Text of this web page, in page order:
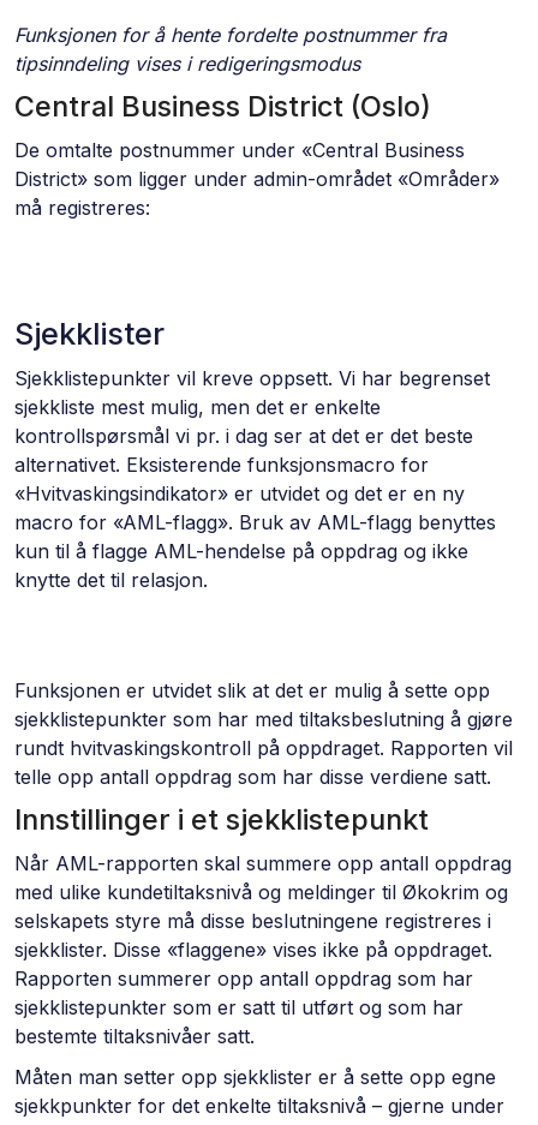
Funksjonen for å hente fordelte postnummer fra
tipsinndeling vises i redigeringsmodus
Central Business District (Oslo)
De omtalte postnummer under «Central Business
District» som ligger under admin-området «Områder»
må registreres:
Sjekklister
Sjekklistepunkter vil kreve oppsett. Vi har begrenset
sjekkliste mest mulig, men det er enkelte
kontrollspørsmål vi pr. i dag ser at det er det beste
alternativet. Eksisterende funksjonsmacro for
«Hvitvaskingsindikator» er utvidet og det er en ny
macro for «AML-flagg». Bruk av AML-flagg benyttes
kun til å flagge AML-hendelse på oppdrag og ikke
knytte det til relasjon.
Funksjonen er utvidet slik at det er mulig å sette opp
sjekklistepunkter som har med tiltaksbeslutning å gjøre
rundt hvitvaskingskontroll på oppdraget. Rapporten vil
telle opp antall oppdrag som har disse verdiene satt.
Innstillinger i et sjekklistepunkt
Når AML-rapporten skal summere opp antall oppdrag
med ulike kundetiltaksnivå og meldinger til Økokrim og
selskapets styre må disse beslutningene registreres i
sjekklister. Disse «flaggene» vises ikke på oppdraget.
Rapporten summerer opp antall oppdrag som har
sjekklistepunkter som er satt til utført og som har
bestemte tiltaksnivåer satt.
Måten man setter opp sjekklister er å sette opp egne
sjekkpunkter for det enkelte tiltaksnivå – gjerne under